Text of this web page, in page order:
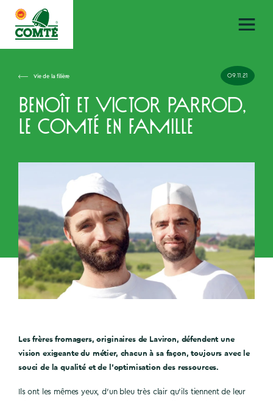
Vie de la filière 09.11.21
Benoît et Victor Parrod,
le Comté en famille
Les frères fromagers, originaires de Laviron, défendent une
vision exigeante du métier, chacun à sa façon, toujours avec le
souci de la qualité et de l’optimisation des ressources.
Ils ont les mêmes yeux, d’un bleu très clair qu’ils tiennent de leur